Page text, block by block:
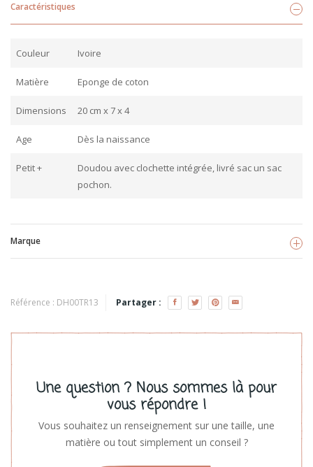
Caractéristiques
Couleur Ivoire
Matière Eponge de coton
Dimensions 20 cm x 7 x 4
Age Dès la naissance
Petit +
Doudou avec clochette intégrée, livré sac un sac
pochon.
Marque
Voir les produits
Référence : DH00TR13 Partager :
Une question ? Nous sommes là pour
vous répondre !
Vous souhaitez un renseignement sur une taille, une
matière ou tout simplement un conseil ?